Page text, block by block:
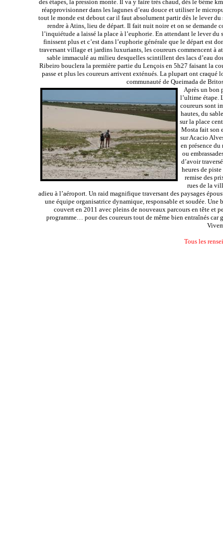
des étapes, la pression monte. Il va y faire très chaud, dès le 6ème
réapprovisionner dans les lagunes d’eau douce et utiliser le
tout le monde est debout car il faut absolument partir dès le lever
rendre à Atins, lieu de départ. Il fait nuit noire et on se demande
l’inquiétude a laissé la place à l’euphorie. En attendant le lever du
finissent plus et c’est dans l’euphorie générale que le départ est
traversant village et jardins luxuriants, les coureurs commencent à
sable immaculé au milieu desquelles scintillent des lacs d’eau
Ribeiro bouclera la première partie du Lençois en 5h27 faisant la
passe et plus les coureurs arrivent exténués. La plupart ont
communauté de Queimada de
Après un bon
l’ultime étape.
coureurs sont
hautes, du
sur la place
Mosta fait son
sur Acacio
en présence
ou
d’avoir
heures de
remise des
rues de la
adieu à l’aéroport. Un raid magnifique traversant des paysages
une équipe organisatrice dynamique, responsable et soudée.
couvert en 2011 avec pleins de nouveaux parcours en tête et
programme… pour des coureurs tout de même bien entraînés car
Tous les